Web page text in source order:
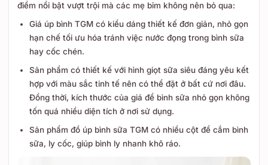
điểm nổi bật vượt trội mà các mẹ bỉm không nên bỏ qua:
Giá úp bình TGM có kiểu dáng thiết kế đơn giản, nhỏ gọn
hạn chế tối ưu hóa tránh việc nước đọng trong bình sữa
hay cốc chén.
Sản phẩm có thiết kế với hình giọt sữa siêu đáng yêu kết
hợp với màu sắc tinh tế nên có thể đặt ở bất cứ nơi đâu.
Đồng thời, kích thước của giá để bình sữa nhỏ gọn không
tốn quá nhiều diện tích ở nơi sử dụng.
Sản phẩm đồ úp bình sữa TGM có nhiều cột để cắm bình
sữa, ly cốc, giúp bình ly nhanh khô ráo.